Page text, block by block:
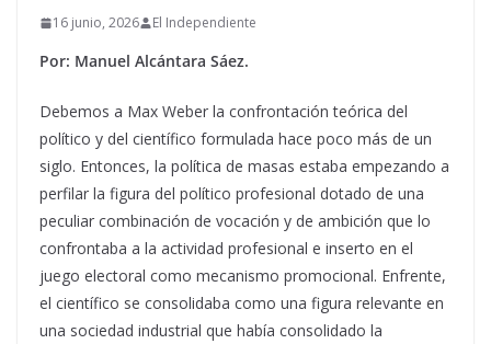
16 junio, 2026 El Independiente
Por: Manuel Alcántara Sáez.
Debemos a Max Weber la confrontación teórica del
político y del científico formulada hace poco más de un
siglo. Entonces, la política de masas estaba empezando a
perfilar la figura del político profesional dotado de una
peculiar combinación de vocación y de ambición que lo
confrontaba a la actividad profesional e inserto en el
juego electoral como mecanismo promocional. Enfrente,
el científico se consolidaba como una figura relevante en
una sociedad industrial que había consolidado la